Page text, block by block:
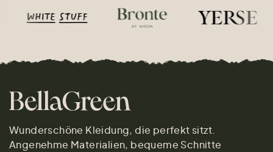
Wunderschöne Kleidung, die perfekt sitzt.
Angenehme Materialien, bequeme Schnitte